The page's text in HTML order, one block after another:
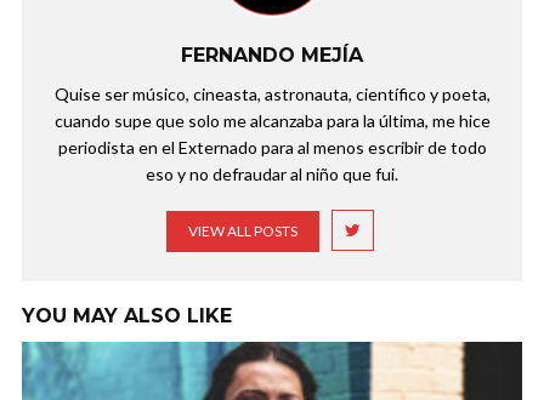
FERNANDO MEJÍA
Quise ser músico, cineasta, astronauta, científico y poeta,
cuando supe que solo me alcanzaba para la última, me hice
periodista en el Externado para al menos escribir de todo
eso y no defraudar al niño que fui.
VIEW ALL POSTS
YOU MAY ALSO LIKE